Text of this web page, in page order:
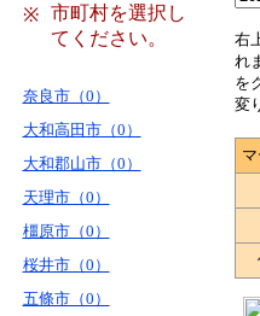
※
市町村を選択し
てください。
奈良市（0）
大和高田市（0）
大和郡山市（0）
天理市（0）
橿原市（0）
桜井市（0）
五條市（0）
右
れ
を
変